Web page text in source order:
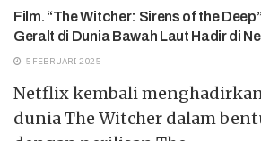
Film. “The Witcher: Sirens of the
Geralt di Dunia Bawah Laut Hadir di
5 FEBRUARI 2025
Netflix kembali
dunia The Witcher dalam